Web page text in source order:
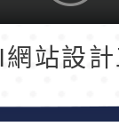
返回頂端
站設